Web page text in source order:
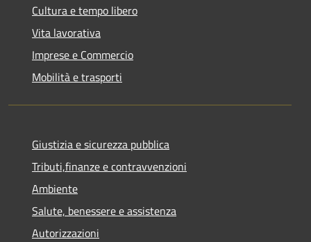
Cultura e tempo libero
Vita lavorativa
Imprese e Commercio
Mobilità e trasporti
Giustizia e sicurezza pubblica
Tributi,finanze e contravvenzioni
Ambiente
Salute, benessere e assistenza
Autorizzazioni